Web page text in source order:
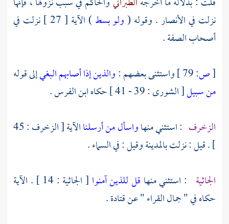
نزلت فيالأنصار. وقوله (ولو بسط
) الآية [ 27 ] نزلت في
أصحاب الصفة .
[ص: واستثنى بعضهم :والذين إذا أصابهم البغيإلى قوله
من سبيل[ الشورى : 39 - 41 ] حكاه ابن الفرس.
الزخرف : استثني منهاواسأل من أرسلنا
الآية [ الزخرف : 45
] . قيل : نزلتبالمدينةوقيل : في السماء .
الجاثية : استثني منها قل للذين آمنوا
[ الجاثية : 14 ] . الآية
حكاه في " جمال القراء " عنقتادة.